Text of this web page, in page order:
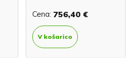
Cena: 756,40 €
V košarico